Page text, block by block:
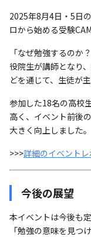
2025年8月4日・5日
ロから始める受験
「なぜ勉強するのか
役院生が講師となり
どを通じて、生徒が
参加した18名の高校
高く、イベント前後
大きく向上しました。
>>>詳細のイベント
今後の展望
本イベントは今後も
「勉強の意味を見つ